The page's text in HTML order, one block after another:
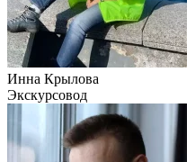
Инна Крылова
Экскурсовод